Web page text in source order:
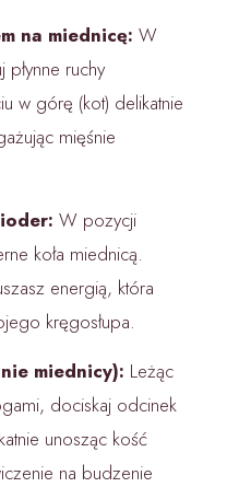
na miednicę: W
ruchy
w górę (kot) delikatnie
mięśnie
W pozycji
koła miednicą.
energią, która
kręgosłupa.
miednicy): Leżąc
dociskaj odcinek
unosząc kość
na budzenie